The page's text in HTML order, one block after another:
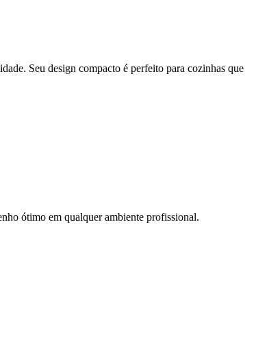
Seu design compacto é perfeito para cozinhas que
ótimo em qualquer ambiente profissional.